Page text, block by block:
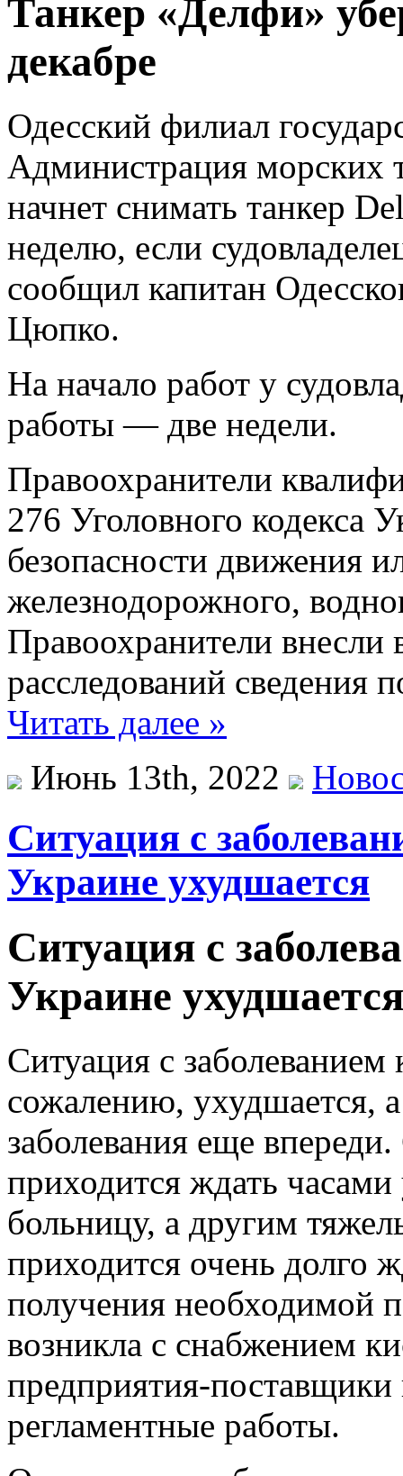
Танкер «Делфи»
декабре
Одесский филиал
Администрация морских
начнет снимать танкер
неделю, если
сообщил капитан
Цюпко.
На начало работ у
работы — две недели.
Правоохранители
276 Уголовного
безопасности движения
железнодорожного,
Правоохранители
расследований сведения
Читать далее »
Июнь 13th, 2022
Ситуация с
Украине ухудшается
Ситуация с
Украине ухудшается
Ситуация с
сожалению, ухудшается,
заболевания еще
приходится ждать
больницу, а другим
приходится очень долго
получения необходимой
возникла с снабжением
предприятия-поставщики
регламентные работы.